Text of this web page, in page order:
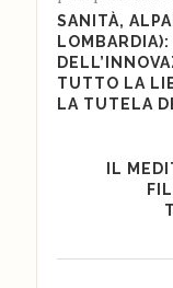
SANITÀ,
TUTTO LA
LA TUTELA
IL